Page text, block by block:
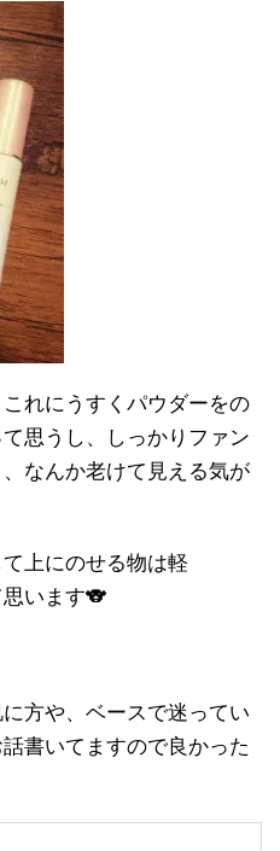
れにうすくパウダーをの
思うし、しっかりファン
なんか老けて見える気が
上にのせる物は軽
います🐨
方や、ベースで迷ってい
書いてますので良かった